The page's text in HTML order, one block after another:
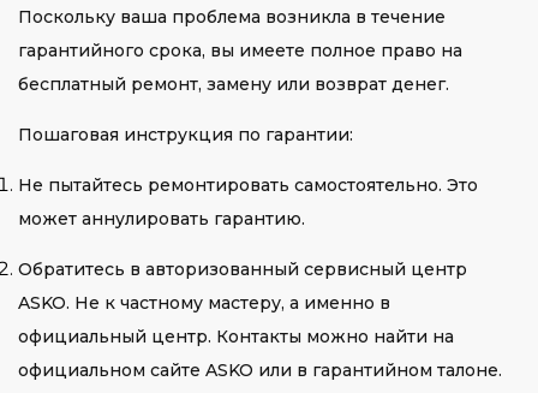
Поскольку ваша проблема возникла в течение
гарантийного срока, вы имеете полное право на
бесплатный ремонт, замену или возврат денег.
Пошаговая инструкция по гарантии:
Не пытайтесь ремонтировать самостоятельно. Это
может аннулировать гарантию.
Обратитесь в авторизованный сервисный центр
ASKO. Не к частному мастеру, а именно в
официальный центр. Контакты можно найти на
официальном сайте ASKO или в гарантийном талоне.